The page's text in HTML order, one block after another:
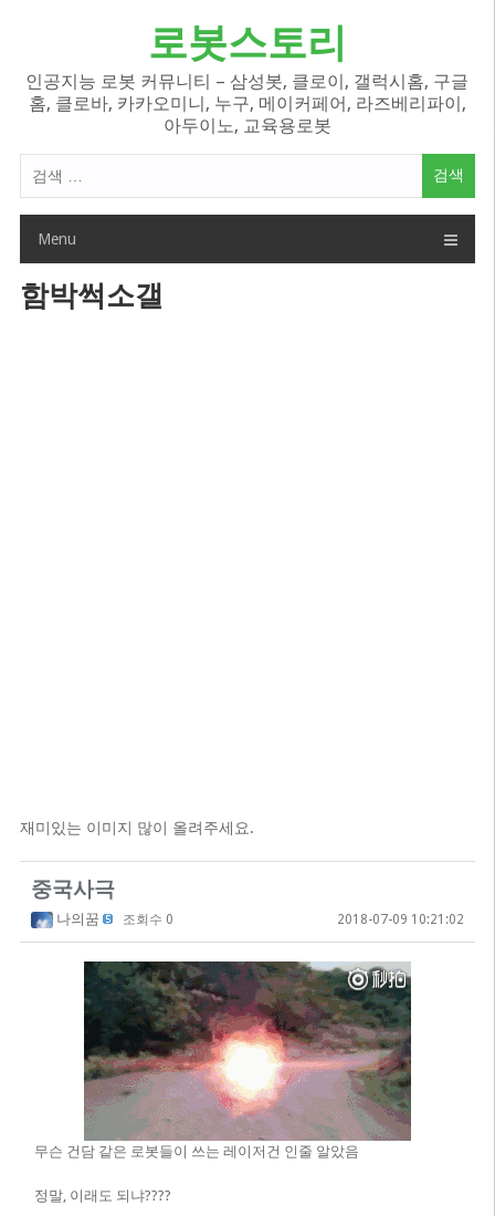
로봇스토리
인공지능 로봇 커뮤니티 – 삼성봇, 클로이, 갤럭시홈, 구글
홈, 클로바, 카카오미니, 누구, 메이커페어, 라즈베리파이,
아두이노, 교육용로봇
색
Menu
함박썩소갤
재미있는 이미지 많이 올려주세요.
중국사극
나의꿈 조회수 0 2018-07-09 10:21:02
무슨 건담 같은 로봇들이 쓰는 레이저건 인줄 알았음
정말, 이래도 되냐????